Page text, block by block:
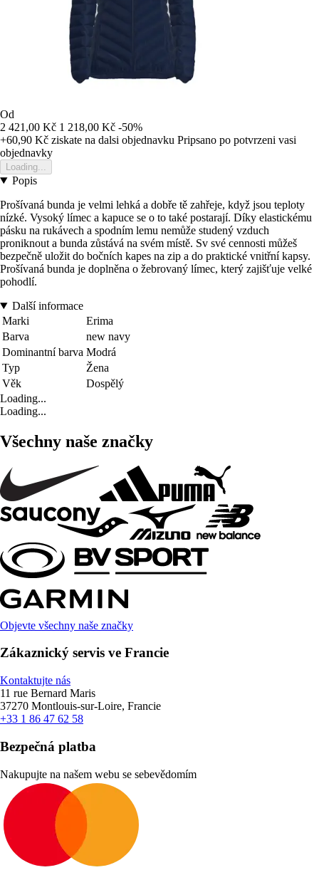
Od
2 421,00 Kč 1 218,00 Kč -50%
+60,90 Kč ziskate na dalsi objednavku Pripsano po potvrzeni vasi
objednavky
Loading...
Popis
Prošívaná bunda je velmi lehká a dobře tě zahřeje, když jsou teploty
nízké. Vysoký límec a kapuce se o to také postarají. Díky elastickému
pásku na rukávech a spodním lemu nemůže studený vzduch
proniknout a bunda zůstává na svém místě. Sv své cennosti můžeš
bezpečně uložit do bočních kapes na zip a do praktické vnitřní kapsy.
Prošívaná bunda je doplněna o žebrovaný límec, který zajišťuje velké
pohodlí.
Další informace
Marki
Erima
Barva
new navy
Dominantní barva Modrá
Typ
Žena
Věk
Dospělý
Loading...
Loading...
Všechny naše značky
Objevte všechny naše značky
Zákaznický servis ve Francie
Kontaktujte nás
11 rue Bernard Maris
37270 Montlouis-sur-Loire, Francie
+33 1 86 47 62 58
Bezpečná platba
Nakupujte na našem webu se sebevědomím